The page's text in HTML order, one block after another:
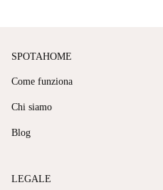
SPOTAHOME
Come funziona
Chi siamo
Blog
LEGALE